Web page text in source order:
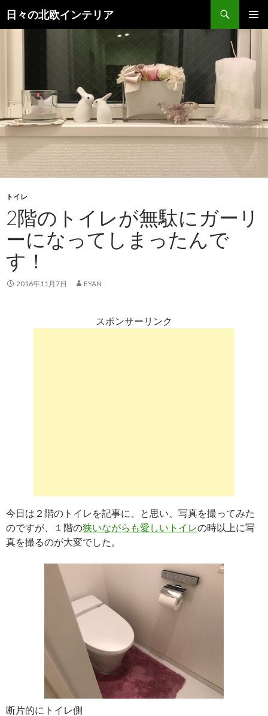
日々の北欧インテリア
索
メインメ
ニュー
ス
ッ
プ
トイレ
2階のトイレが無駄にガーリ
ーになってしまったんで
す！
2016年11月7日 EYAN
スポンサーリンク
今日は２階のトイレを記事に、と思い、写真を撮ってみた
のですが、１階の狭いながらも愛しいトイレの時以上に写
真を撮るのが大変でした。
断片的にトイレ側